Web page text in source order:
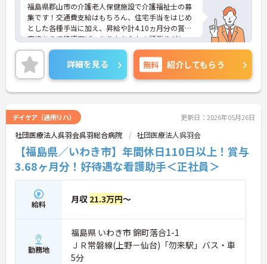
福島県郡山市の介護老人保健施設で介護福祉士の募
集です！交通費支給はもちろん、住宅手当をはじめ
とした各種手当に加え、昇給や計4.10ヵ月分の賞与
実績ありで待遇面ばっちり！あなたの頑張りがしっ
かり評価される職場です◎また、利用可能な託児施
設ありでご家族がいる方でも安心して働くことがで
きます♪ご興味のある方は面接ポイントをお伝えし
ますので、お気軽にご連絡ください！
詳細を見る 無料 紹介してもらう
デイケア（通所リハ） 更新日：2026年05月26日
社団医療法人呉羽会呉羽総合病院 社団医療法人呉羽会
【福島県／いわき市】年間休日110日以上！賞与
3.68ヶ月分！好待遇な看護助手＜正社員＞
給料 月収 21.3万円～
勤務地
福島県 いわき市 錦町落合1-1
ＪＲ常磐線(上野－仙台)「勿来駅」バス・車
5分